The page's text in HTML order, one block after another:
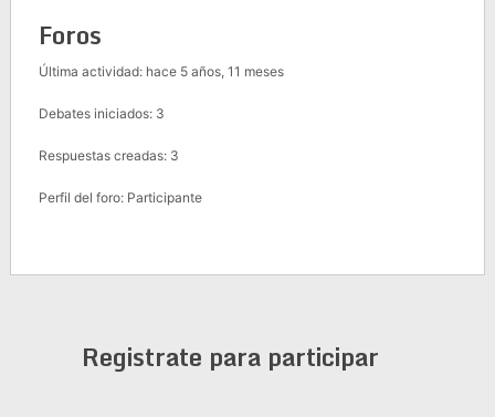
Foros
Última actividad: hace 5 años, 11 meses
Debates iniciados: 3
Respuestas creadas: 3
Perfil del foro: Participante
Registrate para participar